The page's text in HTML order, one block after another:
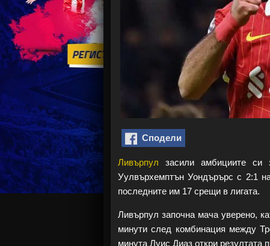
Сподели
Ливърпул засили амбициите си
Уулвърхемптън Уондърърс с 2:1
последните им 17 срещи в лигата.
Ливърпул започна мача уверено,
минути след комбинация между
минута Луис Диаз откри резултата